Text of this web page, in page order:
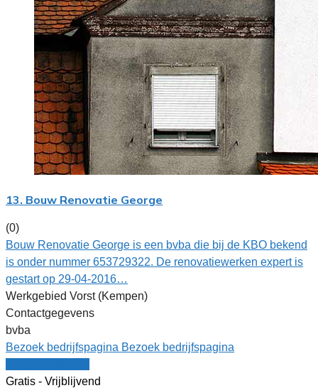
13. Bouw Renovatie George
(0)
Bouw Renovatie George is een bvba die bij de KBO bekend
is onder nummer 653729322. De renovatiewerken expert is
gestart op 29-04-2016…
Werkgebied Vorst (Kempen)
Contactgegevens
bvba
Bezoek bedrijfspagina Bezoek bedrijfspagina
Gratis - Vrijblijvend